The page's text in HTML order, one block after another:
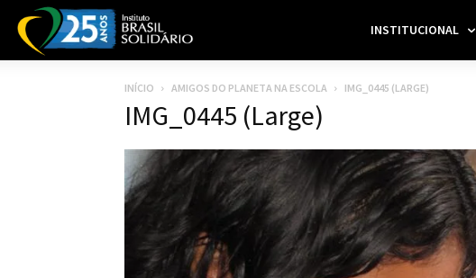
INSTITUCIONAL
INÍCIO AMIGOS DO PLANETA NA ESCOLA IMG_0445 (LARGE)
IMG_0445 (Large)